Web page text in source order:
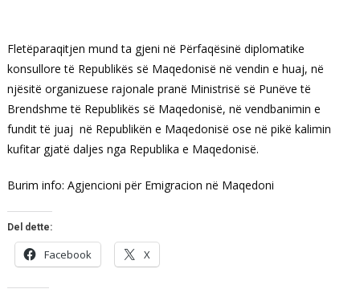
Fletëparaqitjen mund ta gjeni në Përfaqësinë diplomatike
konsullore të Republikës së Maqedonisë në vendin e huaj, në
njësitë organizuese rajonale pranë Ministrisë së Punëve të
Brendshme të Republikës së Maqedonisë, në vendbanimin e
fundit të juaj në Republikën e Maqedonisë ose në pikë kalimin
kufitar gjatë daljes nga Republika e Maqedonisë.
Burim info: Agjencioni për Emigracion në Maqedoni
Del dette:
Facebook X